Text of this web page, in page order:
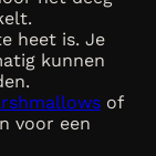
heet is. Je
kunnen
of
voor een